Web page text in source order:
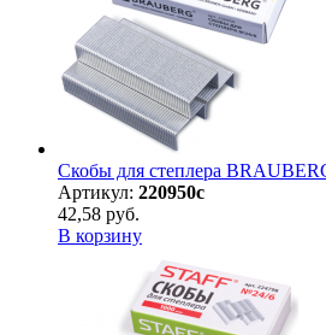
Скобы для степлера
Артикул: 220950с
42,58 руб.
В корзину